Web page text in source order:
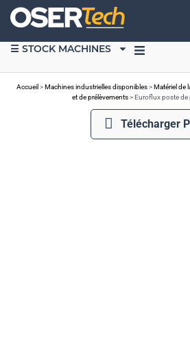
☰ STOCK MACHINES
Accueil >Machines industrielles disponibles>Matériel de
et de prélèvements>Euroflux poste de
Télécharger